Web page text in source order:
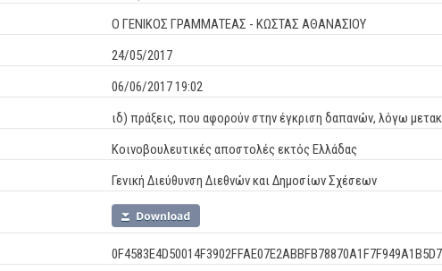
Ο ΓΕΝΙΚΟΣ ΓΡΑΜΜΑΤΕΑΣ - ΚΩΣΤΑΣ ΑΘΑΝΑΣΙΟΥ
24/05/2017
06/06/2017 19:02
ιδ) πράξεις, που αφορούν στην έγκριση δαπανών, λόγω
Κοινοβουλευτικές αποστολές εκτός Ελλάδας
Γενική Διεύθυνση Διεθνών και Δημοσίων Σχέσεων